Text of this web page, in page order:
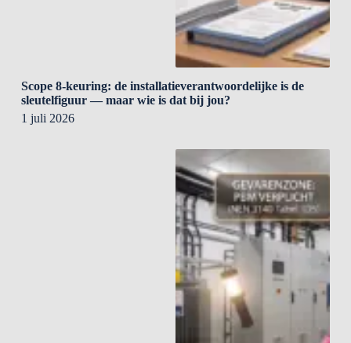
Scope 8-keuring: de installatieverantwoordelijke is de
sleutelfiguur — maar wie is dat bij jou?
1 juli 2026